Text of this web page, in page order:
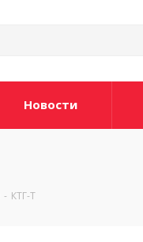
Новости
- КТГ-Т